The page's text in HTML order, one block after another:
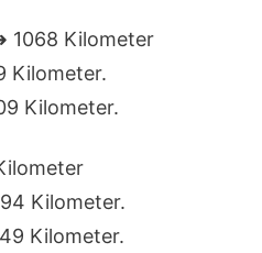
1068 Kilometer
Kilometer.
Kilometer.
Kilometer.
Kilometer.